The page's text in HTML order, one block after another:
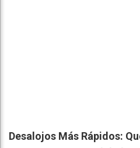
Desalojos Más Rápidos: